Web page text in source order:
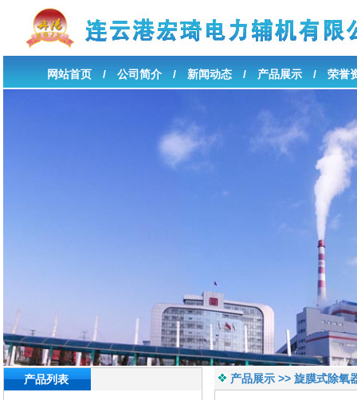
网站首页 / 公司简介 / 新闻动态 / 产品展示 / 荣誉
产品列表 产品展示 >> 旋膜式除氧